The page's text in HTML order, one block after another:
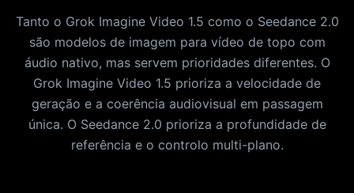
Tanto o Grok Imagine Video 1.5 como o Seedance 2.0
são modelos de imagem para vídeo de topo com
áudio nativo, mas servem prioridades diferentes. O
Grok Imagine Video 1.5 prioriza a velocidade de
geração e a coerência audiovisual em passagem
única. O Seedance 2.0 prioriza a profundidade de
referência e o controlo multi-plano.